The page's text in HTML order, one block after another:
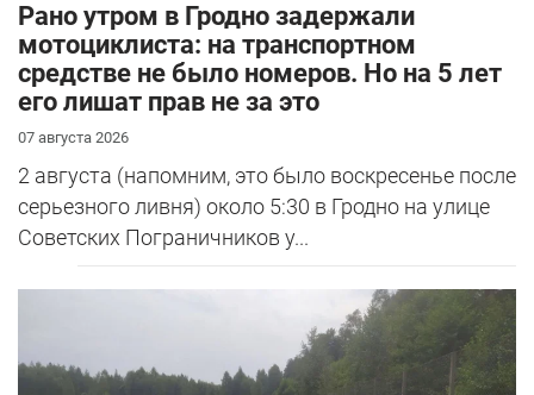
Рано утром в Гродно задержали
мотоциклиста: на транспортном
средстве не было номеров. Но на 5 лет
его лишат прав не за это
07 августа 2026
2 августа (напомним, это было воскресенье после
серьезного ливня) около 5:30 в Гродно на улице
Советских Пограничников у...